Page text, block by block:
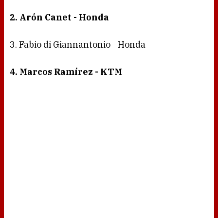
2. Arón Canet - Honda
3. Fabio di Giannantonio - Honda
4. Marcos Ramírez - KTM